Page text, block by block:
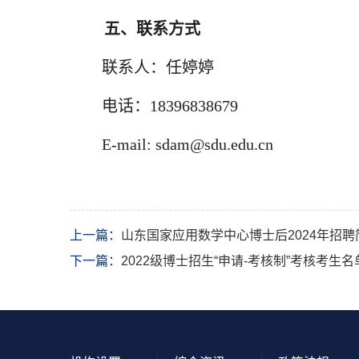
五、联系方式
联系人：任婷婷
电话：18396838679
E-mail: sdam@sdu.edu.cn
上一篇： 山东国家应用数学中心博士后2024年招聘
下一篇： 2022级博士招生“申请-考核制”考核考生名